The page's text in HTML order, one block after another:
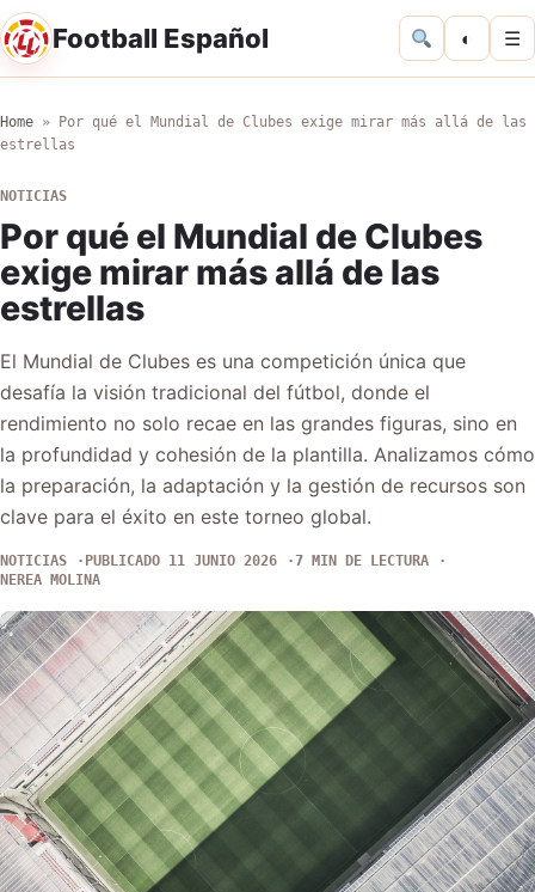
Football Español ◐ ☰
Home »
Por qué el Mundial de Clubes exige mirar más allá de las
estrellas
NOTICIAS
Por qué el Mundial de Clubes
exige mirar más allá de las
estrellas
El Mundial de Clubes es una competición única que
desafía la visión tradicional del fútbol, donde el
rendimiento no solo recae en las grandes figuras, sino en
la profundidad y cohesión de la plantilla. Analizamos cómo
la preparación, la adaptación y la gestión de recursos son
clave para el éxito en este torneo global.
NOTICIAS PUBLICADO 11 JUNIO 2026
7 MIN DE LECTURA
NEREA MOLINA